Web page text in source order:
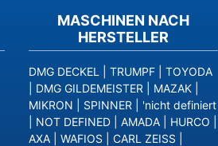
MASCHINEN NACH
HERSTELLER
DMG DECKEL TRUMPF
TOYODA
DMG GILDEMEISTER MAZAK
MIKRON
SPINNER
'nicht definiert
NOT DEFINED AMADA HURCO
AXA
WAFIOS CARL ZEISS